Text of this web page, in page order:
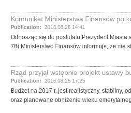
Komunikat Ministerstwa Finansów po
Publication: 2016.08.26 14:41
Odnosząc się do postulatu Prezydent
70) Ministerstwo Finansów informuje, że nie
Rząd przyjął wstępnie projekt ustawy
Publication: 2016.08.25 17:25
Budżet na 2017 r. jest realistyczny, stabilny,
oraz planowane obniżenie wieku